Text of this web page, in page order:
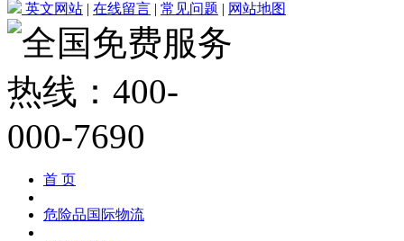
英文网站 | 在线留言 | 常见问题 | 网站地图
首 页
危险品国际物流